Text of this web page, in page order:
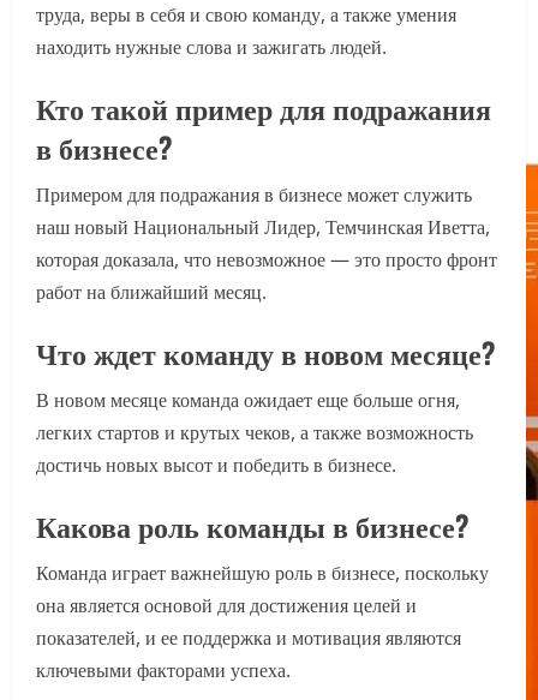
труда, веры в себя и свою команду, а также умения
находить нужные слова и зажигать людей.
Кто такой пример для подражания
в бизнесе?
Примером для подражания в бизнесе может служить
наш новый Национальный Лидер, Темчинская Иветта,
которая доказала, что невозможное — это просто фронт
работ на ближайший месяц.
Что ждет команду в новом месяце?
В новом месяце команда ожидает еще больше огня,
легких стартов и крутых чеков, а также возможность
достичь новых высот и победить в бизнесе.
Какова роль команды в бизнесе?
Команда играет важнейшую роль в бизнесе, поскольку
она является основой для достижения целей и
показателей, и ее поддержка и мотивация являются
ключевыми факторами успеха.